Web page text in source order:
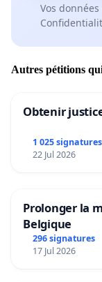
Vos
Autres pétitions
Obtenir
1 025 signatures
22 Jul 2026
Prolonger la
Belgique
296 signatures
17 Jul 2026